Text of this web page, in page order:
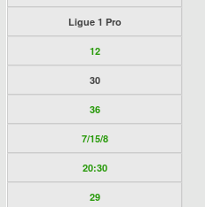
Ligue 1 Pro
12
30
36
7/15/8
20:30
29